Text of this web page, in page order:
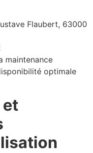
Flaubert, 63000
maintenance
optimale
et